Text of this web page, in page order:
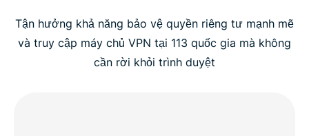
Tận hưởng khả năng bảo vệ quyền riêng tư mạnh mẽ
và truy cập máy chủ VPN tại 113 quốc gia mà không
cần rời khỏi trình duyệt